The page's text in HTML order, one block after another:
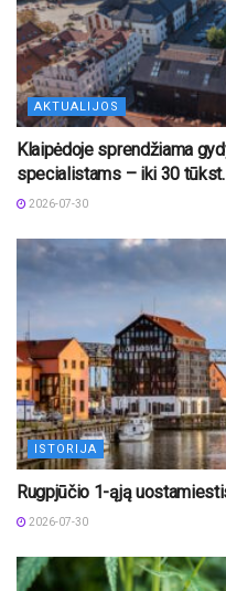
AKTUALIJOS
Klaipėdoje sprendžiama
specialistams – iki 30
2026-07-30
ISTORIJA
Rugpjūčio 1-ąją
2026-07-30